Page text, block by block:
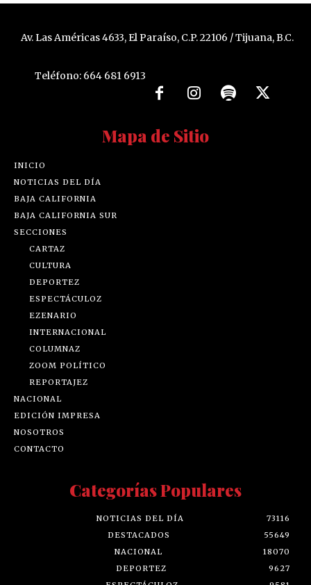
Av. Las Américas 4633, El Paraíso, C.P. 22106 / Tijuana, B.C.
Teléfono: 664 681 6913
Mapa de Sitio
INICIO
NOTICIAS DEL DÍA
BAJA CALIFORNIA
BAJA CALIFORNIA SUR
SECCIONES
CARTAZ
CULTURA
DEPORTEZ
ESPECTÁCULOZ
EZENARIO
INTERNACIONAL
COLUMNAZ
ZOOM POLÍTICO
REPORTAJEZ
NACIONAL
EDICIÓN IMPRESA
NOSOTROS
CONTACTO
Categorías Populares
NOTICIAS DEL DÍA
73116
DESTACADOS
55649
NACIONAL
18070
DEPORTEZ
9627